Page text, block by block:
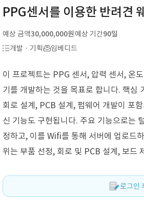
PPG센서를 이용한 반려견
예상 금액30,000,000원예상 기간90일
개발 · 기획
임베디드
이 프로젝트는 PPG 센서, 압력 센서, 온
기를 개발하는 것을 목표로 합니다. 핵심
회로 설계, PCB 설계, 펌웨어 개발이 포
신 기능도 구현됩니다. 주요 기능으로는
정하고, 이를 Wifi를 통해 서버에 업로드
위는 부품 선정, 회로 및 PCB 설계, 보드
로그인